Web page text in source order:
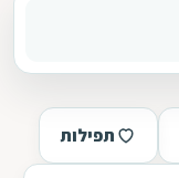
תפילות